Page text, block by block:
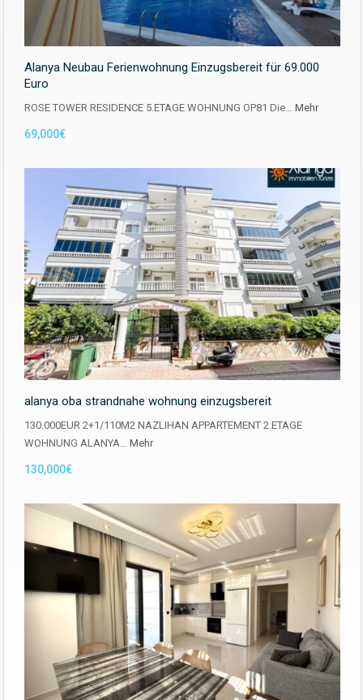
Alanya Neubau Ferienwohnung Einzugsbereit für 69.000
Euro
ROSE TOWER RESIDENCE 5.ETAGE WOHNUNG OP81 Die… Mehr
69,000€
alanya oba strandnahe wohnung einzugsbereit
130.000EUR 2+1/110M2 NAZLIHAN APPARTEMENT 2.ETAGE
WOHNUNG ALANYA… Mehr
130,000€